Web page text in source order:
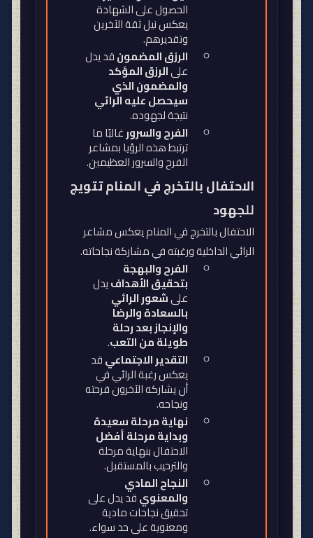
الحصول على الشهادة
يعكس نيل ثقة الآخرين
وتقديرهم.
الرزق المضمونقد يدل
علىالرزق المؤكد
والمضمون الذي
سيحصل عليه الرائي
نتيجة لجهوده.
الفرح والسرورغالبًا ما
ترتبط هذه الرؤيا بمشاعر
الفرح والسرور العظيمين.
الاحتفال بالتخرج في المنام تتويج
للجهود
الاحتفال بالتخرج في المنام يعكس مشاعر
الرائي الداخلية ورغبته في مشاركة نجاحاته.
الفرح والبهجة
بتحقيق الأهدافيدل
علىشعور الرائي
بالسعادة والرضا
والإنجاز بعد رحلة
طويلة من التعب.
التقدير الاجتماعيقد
يعكس رغبة الرائي في
أن يشاركه الآخرون فرحته
ونجاحه.
نهاية مرحلة سعيدة
وبداية مرحلة أفضل
الاحتفال بنهاية مرحلة
والترحيب بالمستقبل.
النجاح المادي
والمعنويقد يدل على
تحقيق نجاحات مادية
ومعنوية على حد سواء.